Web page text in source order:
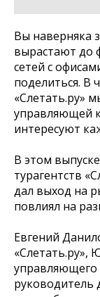
Вы наверняка
вырастают до
сетей с
поделиться. В
«Слетать.ру»
управляющей
интересуют
В этом
турагентств
дал выход на
повлиял на
Евгений
«Слетать.ру»,
управляющего
руководитель